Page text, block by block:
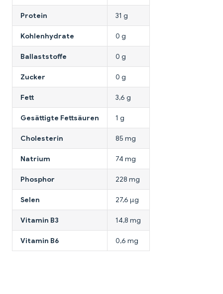
Protein 31 g
Kohlenhydrate 0 g
Ballaststoffe 0 g
Zucker 0 g
Fett 3,6 g
Gesättigte Fettsäuren 1 g
Cholesterin 85 mg
Natrium 74 mg
Phosphor 228 mg
Selen 27,6 µg
Vitamin B3 14,8 mg
Vitamin B6 0,6 mg